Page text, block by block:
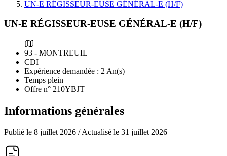
UN-E RÉGISSEUR-EUSE GÉNÉRAL-E (H/F)
UN-E RÉGISSEUR-EUSE GÉNÉRAL-E (H/F)
93 - MONTREUIL
CDI
Expérience demandée : 2 An(s)
Temps plein
Offre n° 210YBJT
Informations générales
Publié le 8 juillet 2026 / Actualisé le 31 juillet 2026